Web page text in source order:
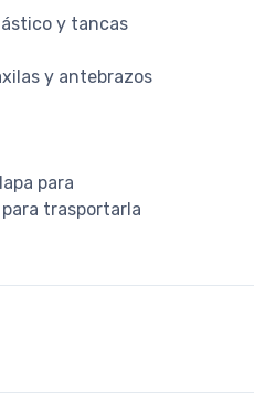
y tancas
y antebrazos
para
trasportarla